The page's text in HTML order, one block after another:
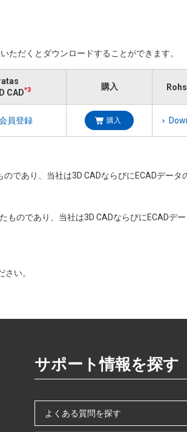
ただくと​ダウンロードすることができます。
CAD*3 購入
員登録 購入
であり、当社は3D CADならびにECADデー
のであり、当社は3D CADならびにECADデ
さい。
サポート情報を探す
よくある質問を探す